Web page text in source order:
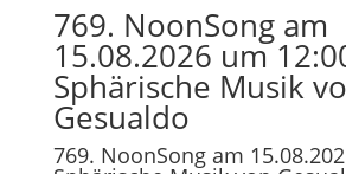
769. NoonSong am
15.08.2026 um
Sphärische Musik
Gesualdo
769. NoonSong am